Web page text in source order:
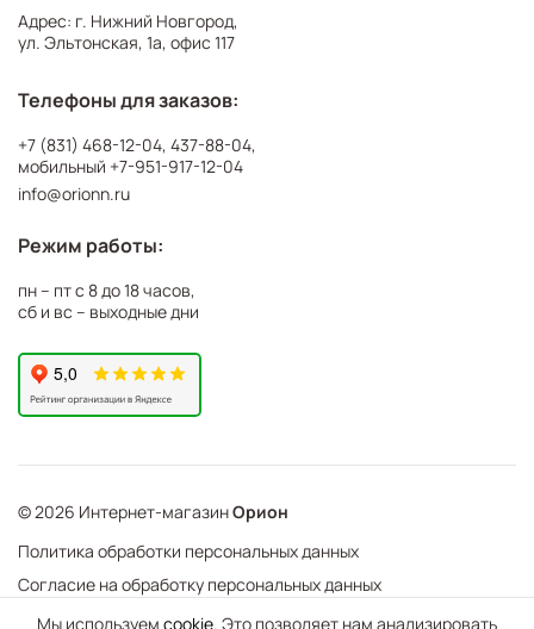
Мы используем cookie. Это позволяет нам анализировать
Адрес: г. Нижний Новгород,
ул. Эльтонская, 1а, офис 117
Телефоны для заказов:
+7 (831) 468-12-04, 437-88-04,
мобильный +7-951-917-12-04
info@orionn.ru
Режим работы:
пн – пт с 8 до 18 часов,
сб и вс – выходные дни
© 2026 Интернет-магазинОрион
Политика обработки персональных данных
Согласие на обработку персональных данных
Web Механика